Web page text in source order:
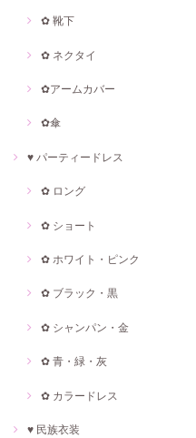
✿ 靴下
✿ ネクタイ
✿アームカバー
✿傘
♥ パーティードレス
✿ ロング
✿ ショート
✿ ホワイト・ピンク
✿ ブラック・黒
✿ シャンパン・金
✿ 青・緑・灰
✿ カラードレス
♥ 民族衣装